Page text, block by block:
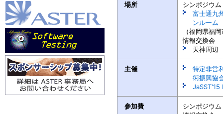
場所
シンポジウム
富士通九
ンルーム
（福岡県福
情報交換会
天神周辺
主催
特定非営
術振興協
JaSST'15
参加費
シンポジウ